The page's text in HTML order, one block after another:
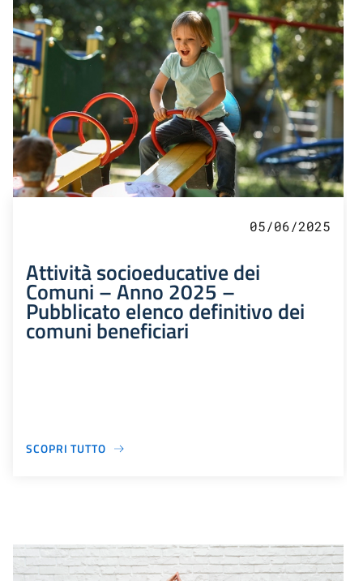
05/06/2025
Attività socioeducative dei
Comuni – Anno 2025 –
Pubblicato elenco definitivo dei
comuni beneficiari
SCOPRI TUTTO